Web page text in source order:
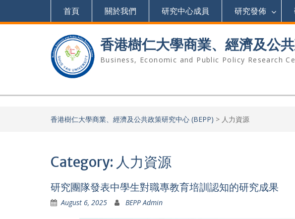
content
首頁 關於我們 研究中心成員 研究發佈
香港樹仁大學商業、經濟及公
Business, Economic and Public Policy Research
香港樹仁大學商業、經濟及公共政策研究中心 (BEPP) > 人力資源
Category: 人力資源
研究團隊發表中學生對職專教育培訓認知的研究成果
August 6, 2025 BEPP Admin